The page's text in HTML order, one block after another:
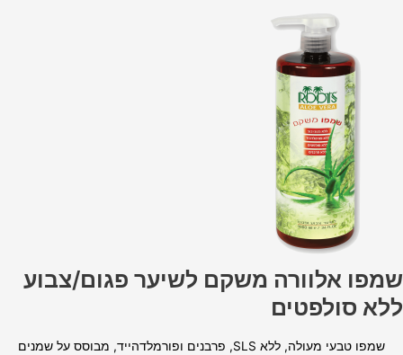
שמפו אלוורה משקם לשיער פגום/צבוע
ללא סולפטים
שמפו טבעי מעולה, ללא SLS, פרבנים ופורמלדהייד, מבוסס על שמנים